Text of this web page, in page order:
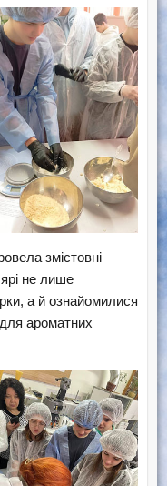
змістовні
не лише
а й ознайомилися
для ароматних